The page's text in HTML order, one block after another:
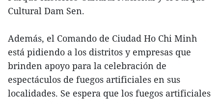
Cultural Dam Sen.
Además, el Comando de Ciudad Ho Chi Minh
está pidiendo a los distritos y empresas que
brinden apoyo para la celebración de
espectáculos de fuegos artificiales en sus
localidades. Se espera que los fuegos artificiales